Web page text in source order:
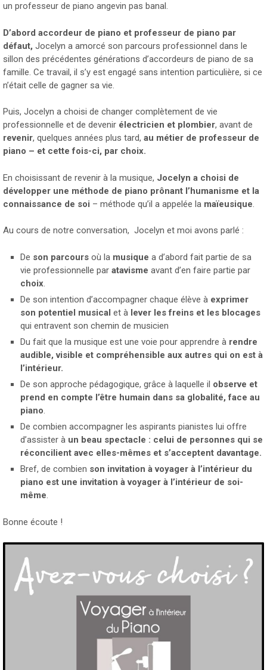
un professeur de piano angevin pas banal.
D’abord accordeur de piano et professeur de piano par
défaut, Jocelyn a amorcé son parcours professionnel dans le
sillon des précédentes générations d’accordeurs de piano de sa
famille. Ce travail, il s’y est engagé sans intention particulière, si ce
n’était celle de gagner sa vie.
Puis, Jocelyn a choisi de changer complètement de vie
professionnelle et de devenir électricien et plombier, avant de
revenir, quelques années plus tard, au métier de professeur de
piano – et cette fois-ci, par choix.
En choisissant de revenir à la musique, Jocelyn a choisi de
développer une méthode de piano prônant l’humanisme et la
connaissance de soi – méthode qu’il a appelée la maïeusique.
Au cours de notre conversation, Jocelyn et moi avons parlé :
De son parcoursoù la musique a d’abord fait partie de sa
vie professionnelle par atavisme avant d’en faire partie par
choix.
De son intention d’accompagner chaque élève à exprimer
son potentiel musical et à lever les freins et les blocages
qui entravent son chemin de musicien
Du fait que la musique est une voie pour apprendre àrendre
audible, visible et compréhensible aux autres qui on est à
l’intérieur.
De son approche pédagogique, grâce à laquelle il observe et
prend en compte l’être humain dans sa globalité, face au
piano.
De combien accompagner les aspirants pianistes lui offre
d’assister à un beau spectacle : celui de personnes qui se
réconcilient avec elles-mêmes et s’acceptent davantage.
Bref, de combien son invitation à voyager à l’intérieur du
piano est une invitation à voyager à l’intérieur de soi-
même.
Bonne écoute !